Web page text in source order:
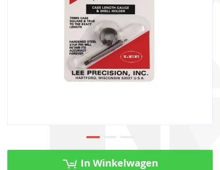
Ga
In Winkelwagen